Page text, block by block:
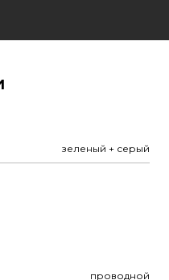
зеленый + серый
проводной